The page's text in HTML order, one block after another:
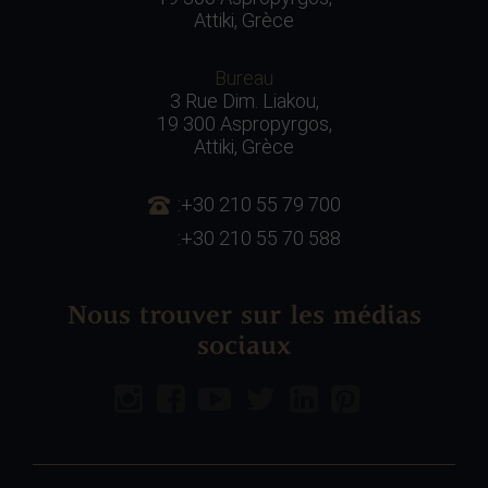
Attiki, Grèce
Bureau
3 Rue Dim. Liakou,
19 300 Aspropyrgos,
Attiki, Grèce
:+30 210 55 79 700
:+30 210 55 70 588
Nous trouver sur les médias
sociaux